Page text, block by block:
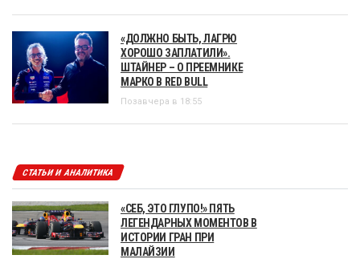
«ДОЛЖНО БЫТЬ, ЛАГРЮ
ХОРОШО ЗАПЛАТИЛИ».
ШТАЙНЕР – О ПРЕЕМНИКЕ
МАРКО В RED BULL
Позавчера в 18:55
СТАТЬИ И АНАЛИТИКА
«СЕБ, ЭТО ГЛУПО!» ПЯТЬ
ЛЕГЕНДАРНЫХ МОМЕНТОВ В
ИСТОРИИ ГРАН ПРИ
МАЛАЙЗИИ